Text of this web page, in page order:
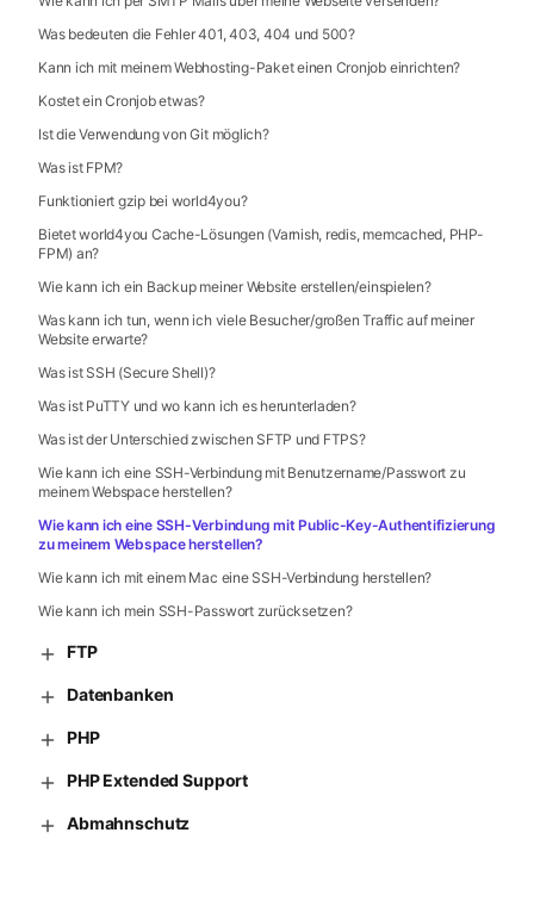
Was bedeuten die Fehler 401, 403, 404 und 500?
Kann ich mit meinem Webhosting-Paket einen Cronjob einrichten?
Kostet ein Cronjob etwas?
Ist die Verwendung von Git möglich?
Was ist FPM?
Funktioniert gzip bei world4you?
Bietet world4you Cache-Lösungen (Varnish, redis, memcached, PHP-
FPM) an?
Wie kann ich ein Backup meiner Website erstellen/einspielen?
Was kann ich tun, wenn ich viele Besucher/großen Traffic auf meiner
Website erwarte?
Was ist SSH (Secure Shell)?
Was ist PuTTY und wo kann ich es herunterladen?
Was ist der Unterschied zwischen SFTP und FTPS?
Wie kann ich eine SSH-Verbindung mit Benutzername/Passwort zu
meinem Webspace herstellen?
Wie kann ich eine SSH-Verbindung mit Public-Key-Authentifizierung
zu meinem Webspace herstellen?
Wie kann ich mit einem Mac eine SSH-Verbindung herstellen?
Wie kann ich mein SSH-Passwort zurücksetzen?
FTP
Datenbanken
PHP
PHP Extended Support
Abmahnschutz